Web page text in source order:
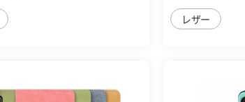
レザー